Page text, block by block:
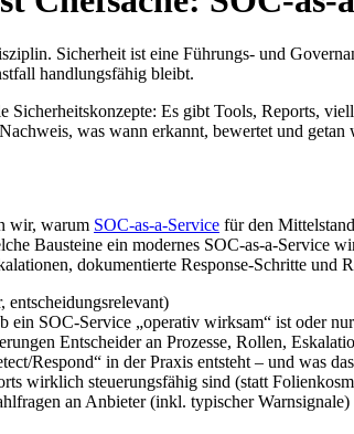
Sicherheit ist eine Führungs- und
handlungsfähig bleibt.
Sicherheitskonzepte: Es gibt Tools, Reports,
was wann erkannt, bewertet und
wir, warum SOC-as-a-Service für den
Bausteine ein modernes SOC-as-a-Service
dokumentierte Response-Schritte
entscheidungsrelevant)
ein SOC-Service „operativ wirksam“ ist oder
Entscheider an Prozesse, Rollen,
Respond“ in der Praxis entsteht – und was
wirklich steuerungsfähig sind (statt
an Anbieter (inkl. typischer Warnsignale)